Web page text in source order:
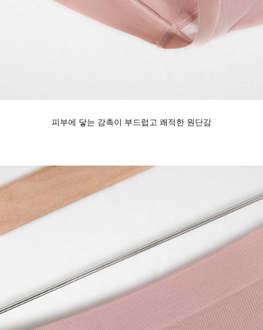
피부에 닿는 감촉이 부드럽고 쾌적한 원단감